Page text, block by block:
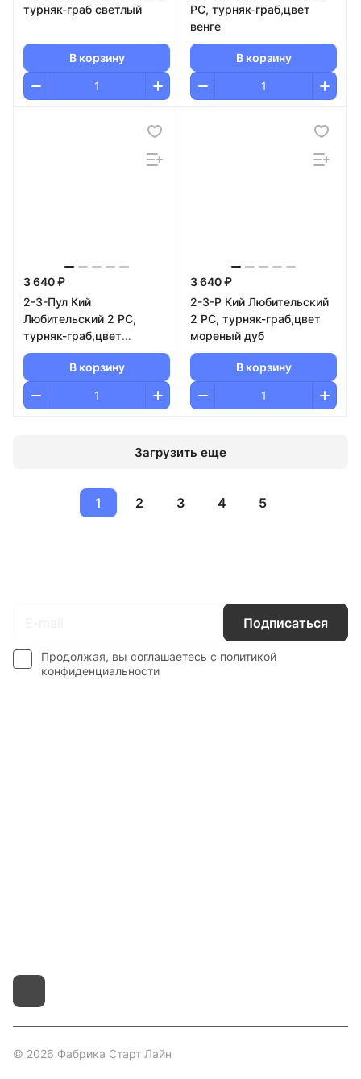
турняк-граб светлый
В корзину
РС, турняк-граб,цвет
венге
В корзину
3 640 ₽
2-3-Пул Кий
Любительский 2 РС,
турняк-граб,цвет
мореный дуб
В корзину
3 640 ₽
2-3-Р Кий Любительский
2 РС, турняк-граб,цвет
мореный дуб
В корзину
Загрузить еще
1 2 3 4 5
Подписаться
Продолжая, вы соглашаетесь с политикой
конфиденциальности
© 2026 Фабрика Старт Лайн